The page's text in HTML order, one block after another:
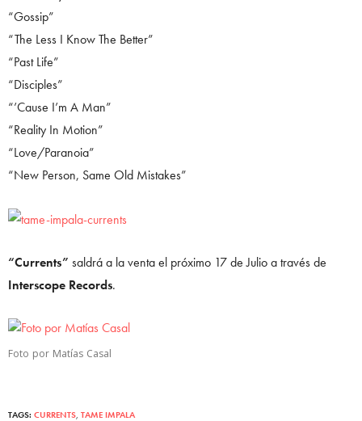
“Gossip”
“The Less I Know The Better”
“Past Life”
“Disciples”
“’Cause I’m A Man”
“Reality In Motion”
“Love/Paranoia”
“New Person, Same Old Mistakes”
“Currents” saldrá a la venta el próximo 17 de Julio a través de
Interscope Records.
Foto por Matías Casal
TAGS: CURRENTS, TAME IMPALA